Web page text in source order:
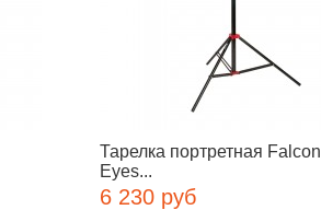
Тарелка портретная Falcon
Eyes...
6 230 руб